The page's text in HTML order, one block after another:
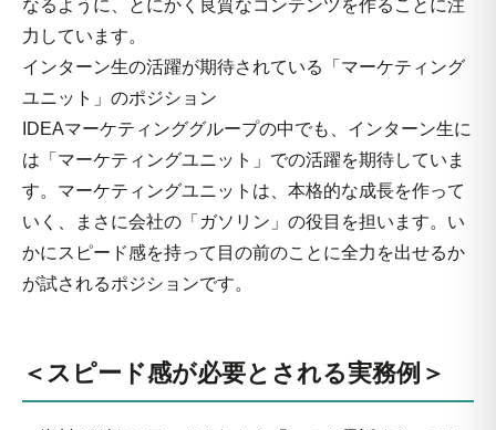
なるように、とにかく良質なコンテンツを作ることに注
力しています。
インターン生の活躍が期待されている「マーケティング
ユニット」のポジション
IDEAマーケティンググループの中でも、インターン生に
は「マーケティングユニット」での活躍を期待していま
す。マーケティングユニットは、本格的な成長を作って
いく、まさに会社の「ガソリン」の役目を担います。い
かにスピード感を持って目の前のことに全力を出せるか
が試されるポジションです。
＜スピード感が必要とされる実務例＞